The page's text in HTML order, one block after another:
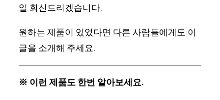
일 회신드리겠습니다.
원하는 제품이 있었다면 다른 사람들에게도 이
글을 소개해 주세요.
※ 이런 제품도 한번 알아보세요.